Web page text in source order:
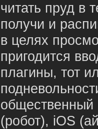
читать пруд в
получи и
в целях
пригодится
плагины, тот
общественный
(робот), iOS